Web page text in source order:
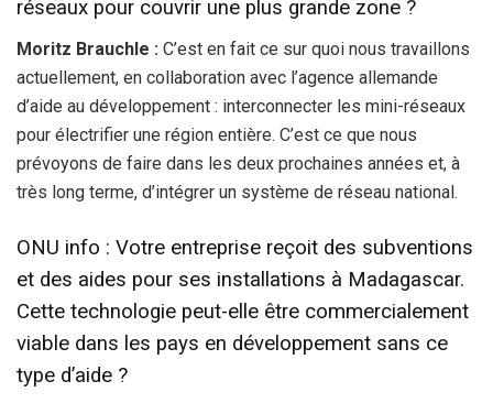
réseaux pour couvrir une plus grande zone ?
Moritz Brauchle : C’est en fait ce sur quoi nous travaillons
actuellement, en collaboration avec l’agence allemande
d’aide au développement : interconnecter les mini-réseaux
pour électrifier une région entière. C’est ce que nous
prévoyons de faire dans les deux prochaines années et, à
très long terme, d’intégrer un système de réseau national.
ONU info : Votre entreprise reçoit des subventions
et des aides pour ses installations à Madagascar.
Cette technologie peut-elle être commercialement
viable dans les pays en développement sans ce
type d’aide ?